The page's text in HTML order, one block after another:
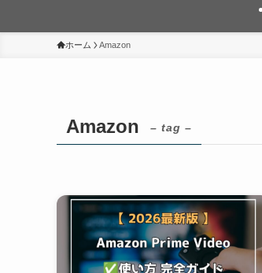
ホーム Amazon
Amazon – tag –